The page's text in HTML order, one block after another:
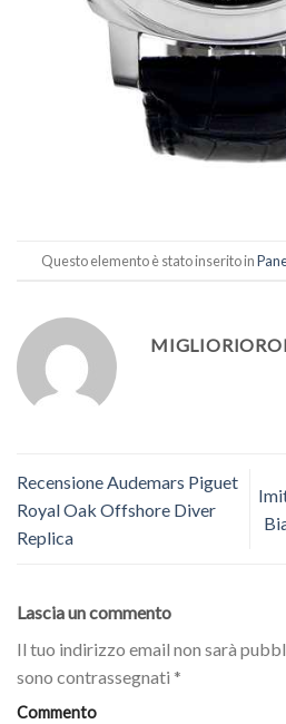
Questo elemento è stato inserito in
Recensione Audemars Piguet
Royal Oak Offshore Diver
Replica
Lascia un commento
Il tuo indirizzo email non sarà
sono contrassegnati *
Commento